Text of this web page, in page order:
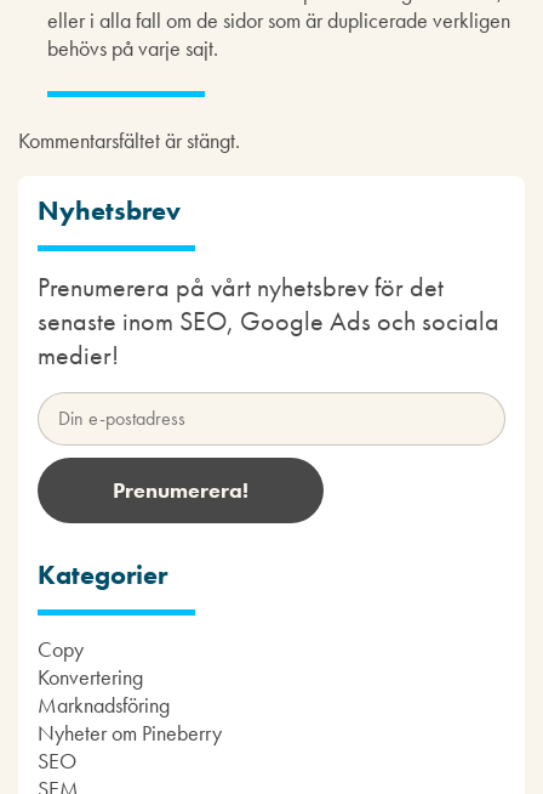
eller i alla fall om de sidor som är duplicerade verkligen
behövs på varje sajt.
Kommentarsfältet är stängt.
Nyhetsbrev
Prenumerera på vårt nyhetsbrev för det
senaste inom SEO, Google Ads och sociala
medier!
Kategorier
Copy
Konvertering
Marknadsföring
Nyheter om Pineberry
SEO
SEM